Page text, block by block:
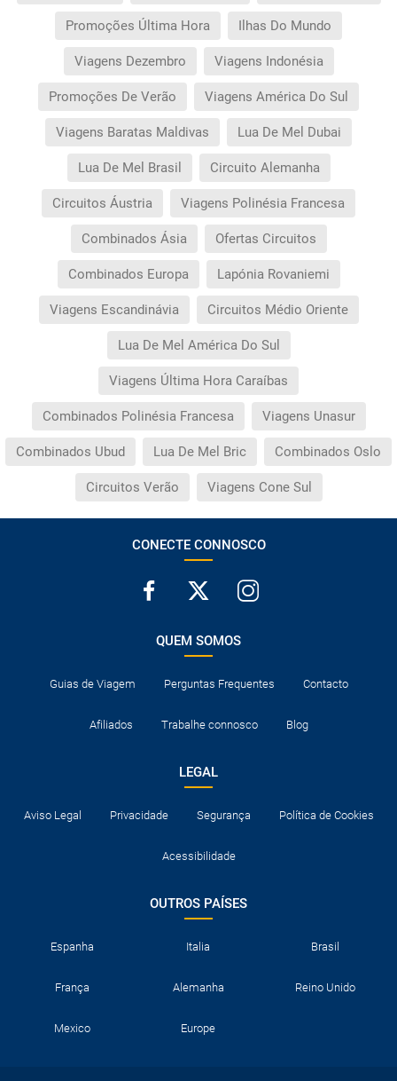
Promoções Última Hora Ilhas Do Mundo
Viagens Dezembro Viagens Indonésia
Promoções De Verão Viagens América Do Sul
Viagens Baratas Maldivas Lua De Mel Dubai
Lua De Mel Brasil Circuito Alemanha
Circuitos Áustria Viagens Polinésia Francesa
Combinados Ásia Ofertas Circuitos
Combinados Europa Lapónia Rovaniemi
Viagens Escandinávia Circuitos Médio Oriente
Lua De Mel América Do Sul
Viagens Última Hora Caraíbas
Combinados Polinésia Francesa Viagens Unasur
Combinados Ubud Lua De Mel Bric Combinados Oslo
Circuitos Verão Viagens Cone Sul
CONECTE CONNOSCO
QUEM SOMOS
Guias de Viagem Perguntas Frequentes Contacto
Afiliados Trabalhe connosco Blog
LEGAL
Aviso Legal Privacidade Segurança Política de Cookies
Acessibilidade
OUTROS PAÍSES
Espanha Italia Brasil
França Alemanha Reino Unido
Mexico Europe